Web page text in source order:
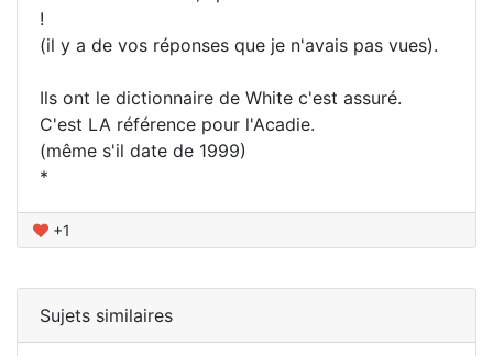
!
(il y a de vos réponses que je n'avais pas vues).
Ils ont le dictionnaire de White c'est assuré.
C'est LA référence pour l'Acadie.
(même s'il date de 1999)
*
+1
Sujets similaires